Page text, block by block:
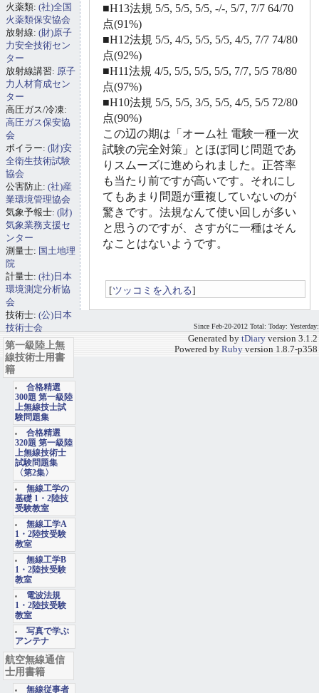
■H13法規 5/5, 5/5, 5/5, -/-, 5/7, 7/7 64/70
点(91%)
■H12法規 5/5, 4/5, 5/5, 5/5, 4/5, 7/7 74/80
点(92%)
■H11法規 4/5, 5/5, 5/5, 5/5, 7/7, 5/5 78/80
点(97%)
■H10法規 5/5, 5/5, 3/5, 5/5, 4/5, 5/5 72/80
点(90%)
この辺の期は「オーム社 電験一種一次
試験の完全対策」とほぼ同じ問題であ
りスムーズに進められました。正答率
も当たり前ですが高いです。それにし
てもあまり問題が重複していないのが
驚きです。法規なんて使い回しが多い
と思うのですが、さすがに一種はそん
なことはないようです。
[ツッコミを入れる]
火薬類: (社)全国
火薬類保安協会
放射線: (財)原子
力安全技術セン
ター
放射線講習: 原子
力人材育成セン
ター
高圧ガス/冷凍:
高圧ガス保安協
会
ボイラー: (財)安
全衛生技術試験
協会
公害防止: (社)産
業環境管理協会
気象予報士: (財)
気象業務支援セ
ンター
測量士: 国土地理
院
計量士: (社)日本
環境測定分析協
会
技術士: (公)日本
技術士会
第一級陸上無
線技術士用書
籍
合格精選
300題 第一級陸
上無線技士試
験問題集
合格精選
320題 第一級陸
上無線技術士
試験問題集
〈第2集〉
無線工学の
基礎 1・2陸技
受験教室
無線工学A
1・2陸技受験
教室
無線工学B
1・2陸技受験
教室
電波法規
1・2陸技受験
教室
写真で学ぶ
アンテナ
航空無線通信
士用書籍
無線従事者
Since Feb-20-2012 Total: Today: Yesterday:
Generated by tDiary version 3.1.2
Powered by Ruby version 1.8.7-p358